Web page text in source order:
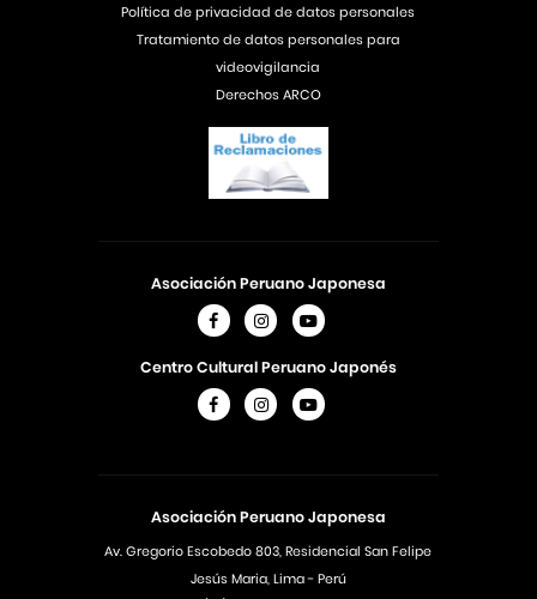
Asociación Peruano Japonesa
Av. Gregorio Escobedo 803, Residencial San Felipe
Jesús Maria, Lima - Perú
Asociación Peruano Japonesa
Centro Cultural Peruano Japonés
Política de privacidad de datos personales
Tratamiento de datos personales para
videovigilancia
Derechos ARCO